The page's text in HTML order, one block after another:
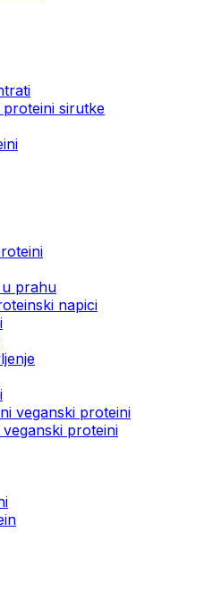
sirutke
prahu
napici
veganski proteini
proteini